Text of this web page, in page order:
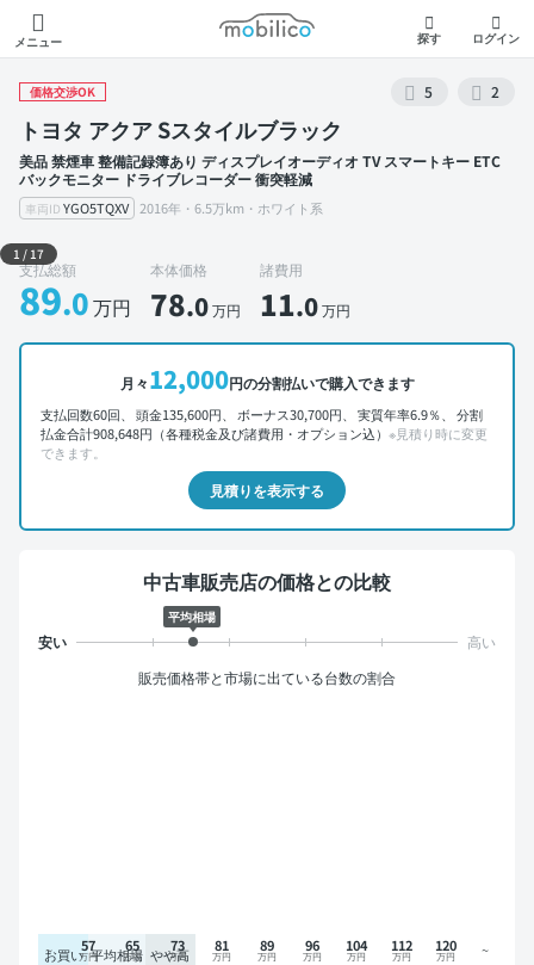
メニュー
モビリコ
探す ログイン
価格交渉OK 5 2
トヨタ アクア Sスタイルブラック
美品 禁煙車 整備記録簿あり ディスプレイオーディオ TV スマートキー ETC
バックモニター ドライブレコーダー 衝突軽減
車両ID YGO5TQXV 2016年・6.5万km・ホワイト系
外装 左前
1 /17
支払総額
89.0万円
本体価格
78.0万円
諸費用
11.0万円
月々12,000円の分割払いで購入できます
支払回数60回、 頭金135,600円、 ボーナス30,700円、 実質年率6.9％、 分割
払金合計908,648円（各種税金及び諸費用・オプション込） ※見積り時に変更
できます。
見積りを表示する
中古車販売店の価格との比較
平均相場
販売価格帯と市場に出ている台数の割合
お買い 平均相場 やや高
57 65 73 81 89 96 104 112 120